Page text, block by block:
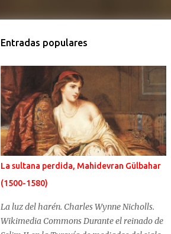
Entradas populares
La sultana perdida, Mahidevran Gülbahar
(1500-1580)
La luz del harén. Charles Wynne Nicholls.
Wikimedia Commons Durante el reinado de